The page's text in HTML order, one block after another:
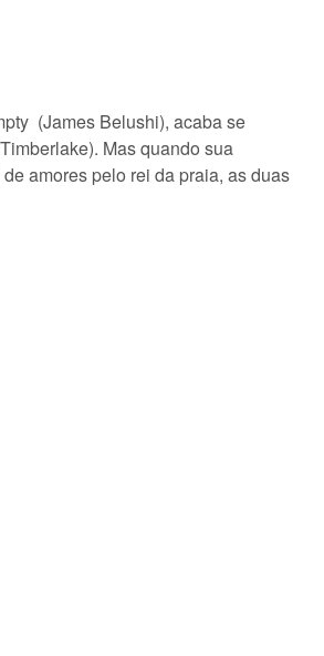
(James Belushi), acaba se
Mas quando sua
amores pelo rei da praia, as duas